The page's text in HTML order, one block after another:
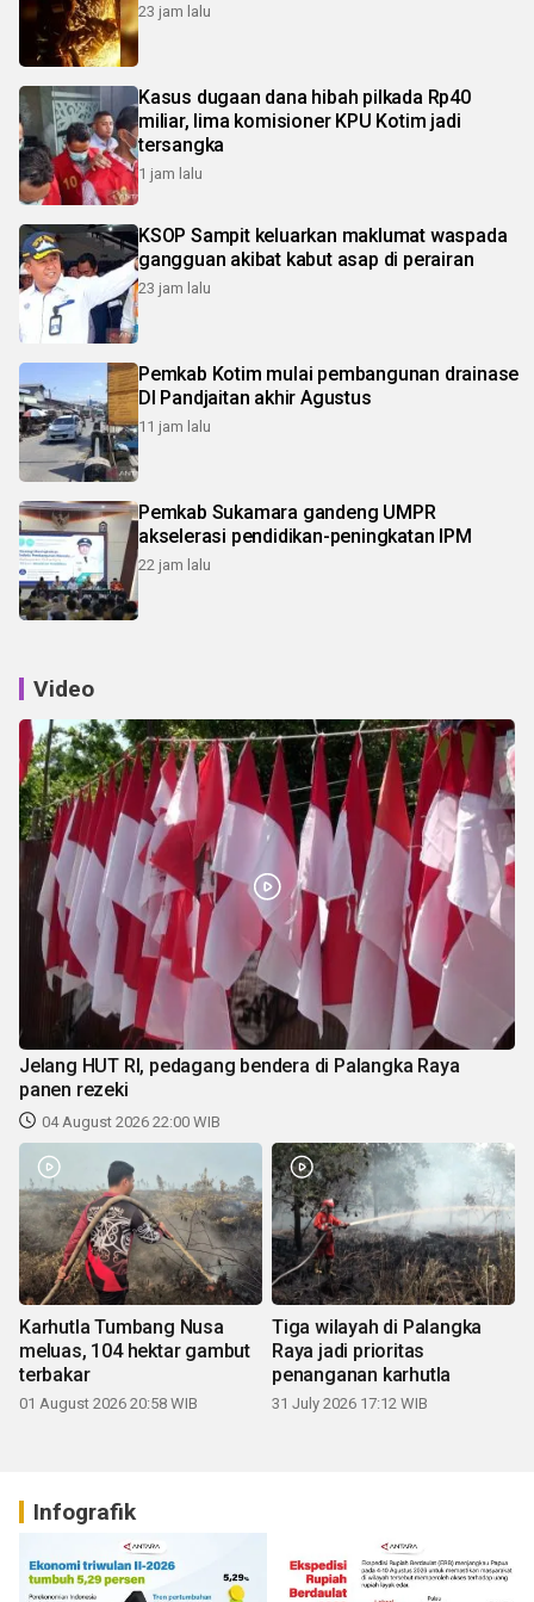
23 jam lalu
Kasus dugaan dana hibah pilkada Rp40
miliar, lima komisioner KPU Kotim jadi
tersangka
1 jam lalu
KSOP Sampit keluarkan maklumat waspada
gangguan akibat kabut asap di perairan
23 jam lalu
Pemkab Kotim mulai pembangunan drainase
DI Pandjaitan akhir Agustus
11 jam lalu
Pemkab Sukamara gandeng UMPR
akselerasi pendidikan-peningkatan IPM
22 jam lalu
Video
Jelang HUT RI, pedagang bendera di Palangka Raya
panen rezeki
04 August 2026 22:00 WIB
Karhutla Tumbang Nusa
meluas, 104 hektar gambut
terbakar
01 August 2026 20:58 WIB
Tiga wilayah di Palangka
Raya jadi prioritas
penanganan karhutla
31 July 2026 17:12 WIB
Infografik